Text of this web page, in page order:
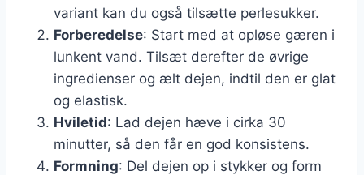
variant kan du også tilsætte perlesukker.
Forberedelse: Start med at opløse gæren i
lunkent vand. Tilsæt derefter de øvrige
ingredienser og ælt dejen, indtil den er glat
og elastisk.
Hviletid: Lad dejen hæve i cirka 30
minutter, så den får en god konsistens.
Formning: Del dejen op i stykker og form